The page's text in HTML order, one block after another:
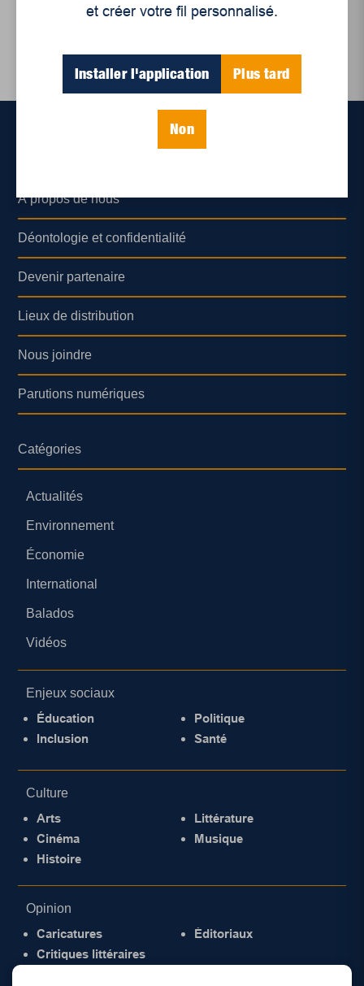
et créer votre fil personnalisé.
Installer l'application Plus tard
Non
À propos de nous
Déontologie et confidentialité
Devenir partenaire
Lieux de distribution
Nous joindre
Parutions numériques
Catégories
Actualités
Environnement
Économie
International
Balados
Vidéos
Enjeux sociaux
Éducation
Inclusion
Politique
Santé
Culture
Arts
Cinéma
Histoire
Littérature
Musique
Opinion
Caricatures
Critiques littéraires
Éditoriaux